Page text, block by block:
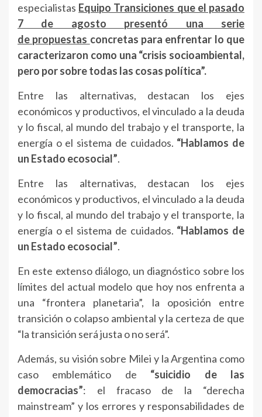
especialistas Equipo Transiciones que el pasado
7 de agosto presentó una serie
de propuestas concretas para enfrentar lo que
caracterizaron como una “crisis socioambiental,
pero por sobre todas las cosas política”.
Entre las alternativas, destacan los ejes
económicos y productivos, el vinculado a la deuda
y lo fiscal, al mundo del trabajo y el transporte, la
energía o el sistema de cuidados. “Hablamos de
un Estado ecosocial”.
Entre las alternativas, destacan los ejes
económicos y productivos, el vinculado a la deuda
y lo fiscal, al mundo del trabajo y el transporte, la
energía o el sistema de cuidados. “Hablamos de
un Estado ecosocial”.
En este extenso diálogo, un diagnóstico sobre los
límites del actual modelo que hoy nos enfrenta a
una “frontera planetaria”, la oposición entre
transición o colapso ambiental y la certeza de que
“la transición será justa o no será”.
Además, su visión sobre Milei y la Argentina como
caso emblemático de “suicidio de las
democracias”: el fracaso de la “derecha
mainstream” y los errores y responsabilidades de